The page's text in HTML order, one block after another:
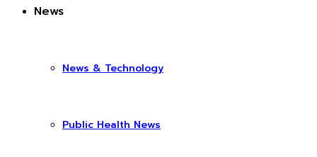
News
News & Technology
Public Health News